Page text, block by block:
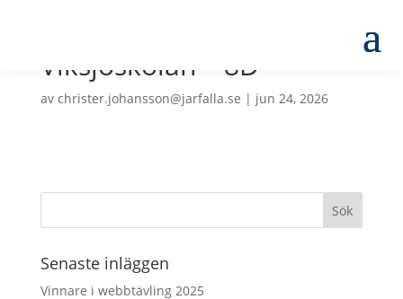
Viksjöskolan – 8D
av christer.johansson@jarfalla.se | jun 24, 2026
Senaste inläggen
Vinnare i webbtävling 2025